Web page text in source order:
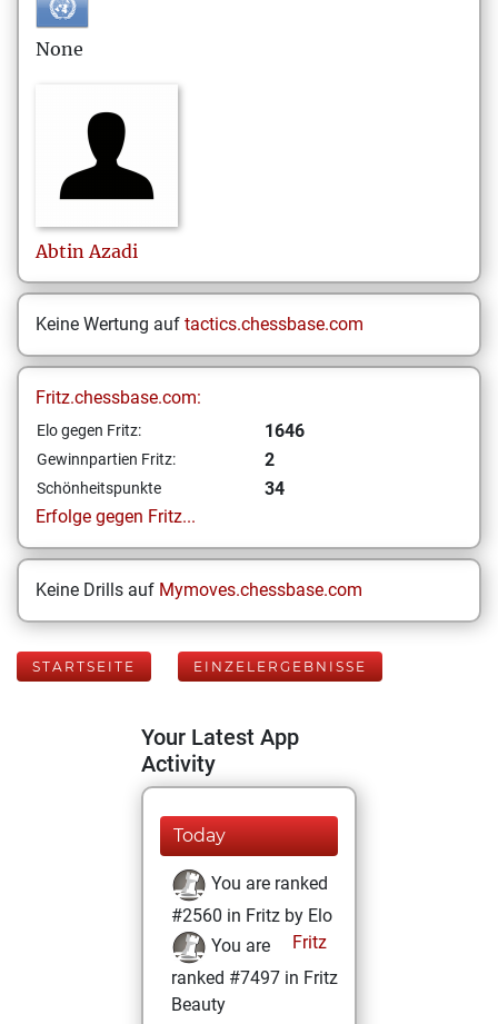
None
Abtin Azadi
Keine Wertung auf tactics.chessbase.com
Fritz.chessbase.com:
Elo gegen Fritz: 1646
Gewinnpartien Fritz: 2
Schönheitspunkte
34
Erfolge gegen Fritz...
Keine Drills auf Mymoves.chessbase.com
STARTSEITE EINZELERGEBNISSE
Your Latest App
Activity
Today
You are ranked
#2560 in Fritz by Elo
Fritz
You are
ranked #7497 in Fritz
Beauty